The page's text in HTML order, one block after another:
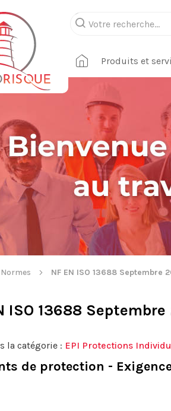
Produits et
Normes NF EN ISO 13688 Septembre
ISO 13688 Septembre
la catégorie : EPI Protections
de protection -